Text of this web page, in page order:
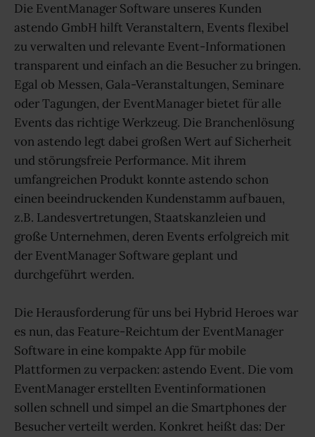
Die EventManager Software unseres Kunden
astendo GmbH hilft Veranstaltern, Events flexibel
zu verwalten und relevante Event-Informationen
transparent und einfach an die Besucher zu bringen.
Egal ob Messen, Gala-Veranstaltungen, Seminare
oder Tagungen, der EventManager bietet für alle
Events das richtige Werkzeug. Die Branchenlösung
von astendo legt dabei großen Wert auf Sicherheit
und störungsfreie Performance. Mit ihrem
umfangreichen Produkt konnte astendo schon
einen beeindruckenden Kundenstamm aufbauen,
z.B. Landesvertretungen, Staatskanzleien und
große Unternehmen, deren Events erfolgreich mit
der EventManager Software geplant und
durchgeführt werden.
Die Herausforderung für uns bei Hybrid Heroes war
es nun, das Feature-Reichtum der EventManager
Software in eine kompakte App für mobile
Plattformen zu verpacken: astendo Event. Die vom
EventManager erstellten Eventinformationen
sollen schnell und simpel an die Smartphones der
Besucher verteilt werden. Konkret heißt das: Der